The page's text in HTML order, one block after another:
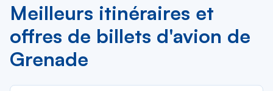
Meilleurs itinéraires et
offres de billets d'avion de
Grenade